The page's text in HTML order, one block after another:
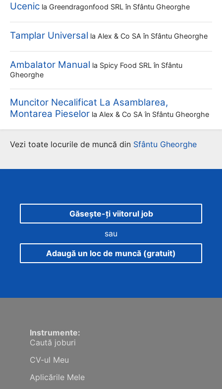
Ucenic la Greendragonfood SRL în Sfântu Gheorghe
Tamplar Universal la Alex & Co SA în Sfântu Gheorghe
Ambalator Manual la Spicy Food SRL în Sfântu
Gheorghe
Muncitor Necalificat La Asamblarea,
Montarea Pieselor la Alex & Co SA în Sfântu Gheorghe
Vezi toate locurile de muncă din Sfântu Gheorghe
Găsește-ți viitorul job
sau
Adaugă un loc de muncă (gratuit)
Instrumente:
Caută joburi
CV-ul Meu
Aplicările Mele